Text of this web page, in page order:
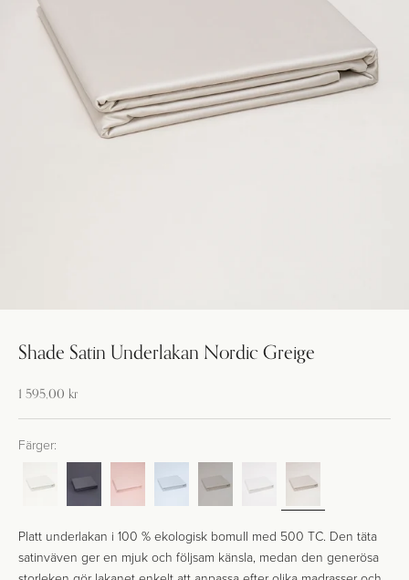
Shade Satin Underlakan Nordic Greige
Kampanj-pris
1 595,00 kr
Färger:
Platt underlakan i 100 % ekologisk bomull med 500 TC. Den täta
satinväven ger en mjuk och följsam känsla, medan den generösa